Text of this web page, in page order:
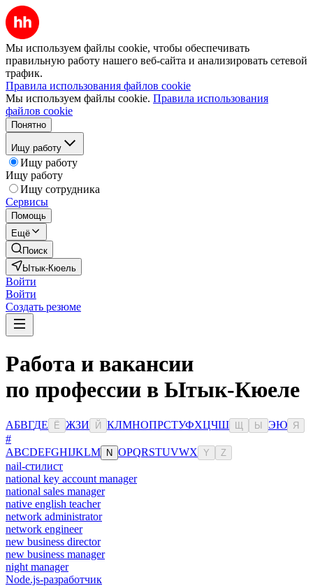
Мы используем файлы cookie, чтобы обеспечивать
правильную работу нашего веб-сайта и анализировать сетевой
трафик.
Правила использования файлов cookie
Мы используем файлы cookie. Правила использования
файлов cookie
Понятно
Ищу работу
Ищу работу
Ищу работу
Ищу сотрудника
Сервисы
Помощь
Ещё
Поиск
Ытык-Кюель
Войти
Войти
Создать резюме
Работа и вакансии
по профессии в Ытык-Кюеле
АБВГДЕ Ё ЖЗИ Й КЛМНОПРСТУФХЦЧШ Ы ЭЮ Я
#
ABCDEFGHIJKLM N OPQRSTUVWX Y Z
nail-стилист
national key account manager
national sales manager
native english teacher
network administrator
network engineer
new business director
new business manager
night manager
Node.js-разработчик